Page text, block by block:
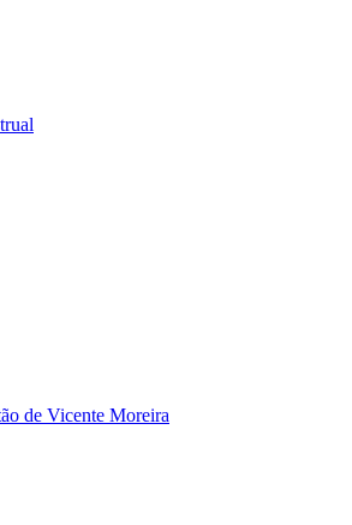
de Vicente Moreira